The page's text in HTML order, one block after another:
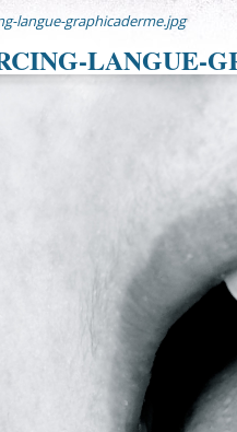
langue-graphicaderme.jpg
LANGUE-